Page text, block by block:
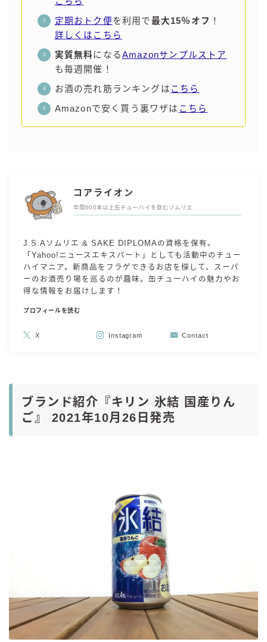
定期おトク便を利用で最大15％オフ ！
詳しくはこちら
実質無料になるAmazonサンプルストア
も毎週開催！
お酒の売れ筋ランキングは こちら
Amazonで安く買う裏ワザは こちら
コアライオン
年間600本以上缶チューハイを飲むソムリエ
J.S.Aソムリエ & SAKE DIPLOMAの資格を保有。
「Yahoo!ニュースエキスパート」としても活動中のチュー
ハイマニア。新商品をフラゲできるお店を探して、スーパ
ーのお酒売り場を巡るのが趣味。缶チューハイの魅力やお
得な情報をお届けします！
プロフィールを読む
X Instagram Contact
ブランド紹介『キリン 氷結 国産りん
ご』 2021年10月26日発売